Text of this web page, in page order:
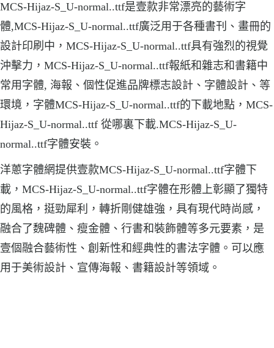
MCS-Hijaz-S_U-normal..ttf是壹款非常漂亮的藝術字
體,MCS-Hijaz-S_U-normal..ttf廣泛用于各種書刊、畫冊的
設計印刷中，MCS-Hijaz-S_U-normal..ttf具有強烈的視覺
沖擊力，MCS-Hijaz-S_U-normal..ttf報紙和雜志和書籍中
常用字體, 海報、個性促進品牌標志設計、字體設計、等
環境，字體MCS-Hijaz-S_U-normal..ttf的下載地點，MCS-
Hijaz-S_U-normal..ttf 從哪裏下載.MCS-Hijaz-S_U-
normal..ttf字體安裝。
洋蔥字體網提供壹款MCS-Hijaz-S_U-normal..ttf字體下
載，MCS-Hijaz-S_U-normal..ttf字體在形體上彰顯了獨特
的風格，挺勁犀利，轉折剛健雄強，具有現代時尚感，
融合了魏碑體、瘦金體、行書和裝飾體等多元要素，是
壹個融合藝術性、創新性和經典性的書法字體。可以應
用于美術設計、宣傳海報、書籍設計等領域。